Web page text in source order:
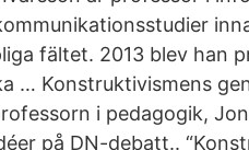
fältet. 2013 blev han
… Konstruktivismens
i pedagogik,
på DN-debatt..